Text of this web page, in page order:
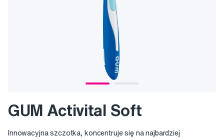
GUM Activital Soft
Innowacyjna szczotka, koncentruje się na najbardziej